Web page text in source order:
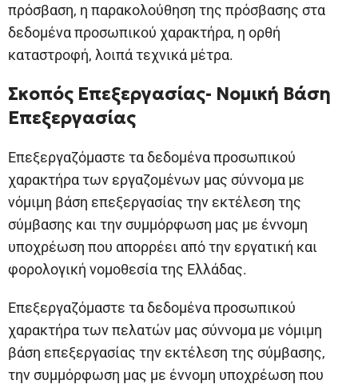
πρόσβαση, η παρακολούθηση της πρόσβασης στα
δεδομένα προσωπικού χαρακτήρα, η ορθή
καταστροφή, λοιπά τεχνικά μέτρα.
Σκοπός Επεξεργασίας- Νομική Βάση
Επεξεργασίας
Επεξεργαζόμαστε τα δεδομένα προσωπικού
χαρακτήρα των εργαζομένων μας σύννομα με
νόμιμη βάση επεξεργασίας την εκτέλεση της
σύμβασης και την συμμόρφωση μας με έννομη
υποχρέωση που απορρέει από την εργατική και
φορολογική νομοθεσία της Ελλάδας.
Επεξεργαζόμαστε τα δεδομένα προσωπικού
χαρακτήρα των πελατών μας σύννομα με νόμιμη
βάση επεξεργασίας την εκτέλεση της σύμβασης,
την συμμόρφωση μας με έννομη υποχρέωση που